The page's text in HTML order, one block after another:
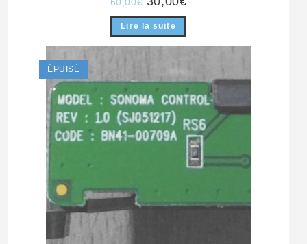
prix
initial
était :
60,00€.
actuel
30,00€.
Lire la suite
ÉPUISÉ